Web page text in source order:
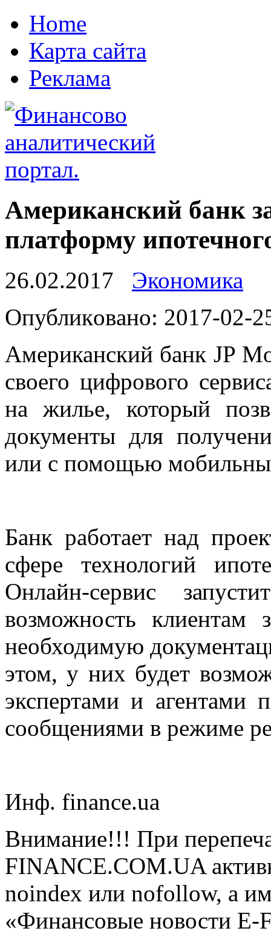
Home
Карта сайта
Реклама
Американский банк
платформу
26.02.2017
Экономика
Oпубликoвaнo: 2017-02-
Американский банк JP
своего цифрового
на жилье, который
документы для
или с помощью
Банк работает над
сфере технологий
Онлайн-сервис
возможность клиентам
необходимую
этом, у них будет
экспертами и агентами
сообщениями в режиме
Инф. finance.ua
Внимание!!! При
FINANCE.COM.UA
noindex или nofollow, а
«Финансовые новости